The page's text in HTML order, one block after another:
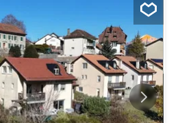
Innenrenovierung mit
durchgeführt. Die Küche wurde
2024 neu gestaltet. Die
kürzlich (2023-2024) komplett
ein ebenso exklusives wie
Dieses grosse Familienhaus
in zwei Liegenschaften
Flexibilität in der Nutzung